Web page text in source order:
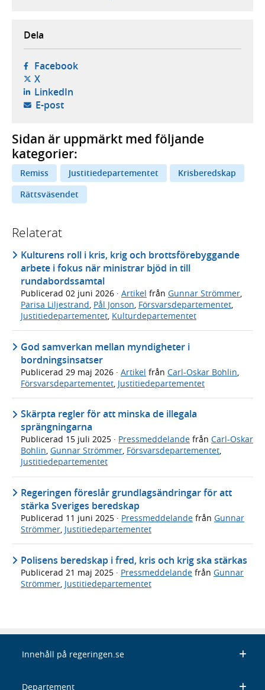
Dela
Facebook- öppnas i ny flik, extern webbplats,
X- öppnas i ny flik, extern webbplats,
LinkedIn- öppnas i ny flik, extern webbplats,
E-post- öppnar din e-postklient,
Sidan är uppmärkt med följande
kategorier:
Remiss Justitiedepartementet
Krisberedskap
Rättsväsendet
Relaterat
Kulturens roll i kris, krig och brottsförebyggande
arbete i fokus när ministrar bjöd in till
rundabordssamtal
Publicerad 02 juni 2026 · Artikel från Gunnar Strömmer,
Parisa Liljestrand, Pål Jonson, Försvarsdepartementet,
Justitiedepartementet, Kulturdepartementet
God samverkan mellan myndigheter i
bordningsinsatser
Publicerad 29 maj 2026 · Artikel från Carl-Oskar Bohlin
Försvarsdepartementet Justitiedepartementet
Skärpta regler för att minska de illegala
sprängningarna
Publicerad 15 juli 2025 · Pressmeddelande från Carl-Oskar
Bohlin, Gunnar Strömmer, Försvarsdepartementet,
Justitiedepartementet
Regeringen föreslår grundlagsändringar för att
stärka Sveriges beredskap
Publicerad 11 juni 2025 · Pressmeddelande från Gunnar
Strömmer, Justitiedepartementet
Polisens beredskap i fred, kris och krig ska stärkas
Publicerad 21 maj 2025 · Pressmeddelande från Gunnar
Strömmer Justitiedepartementet
Innehåll på regeringen.se
Departement